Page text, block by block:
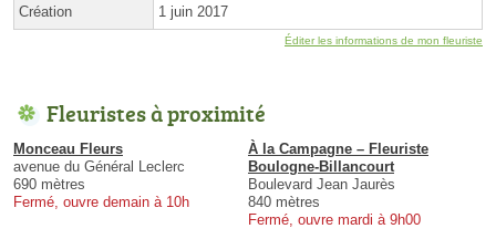
Création 1 juin 2017
Éditer les informations de mon fleuriste
Fleuristes à proximité
Monceau Fleurs
avenue du Général Leclerc
690 mètres
Fermé, ouvre demain à 10h
À la Campagne – Fleuriste
Boulogne-Billancourt
Boulevard Jean Jaurès
840 mètres
Fermé, ouvre mardi à 9h00